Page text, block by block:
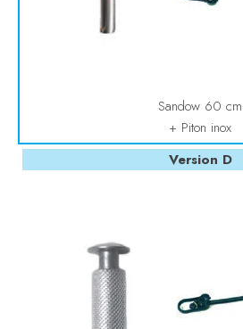
Sandow 60 cm
+ Piton inox
Version D